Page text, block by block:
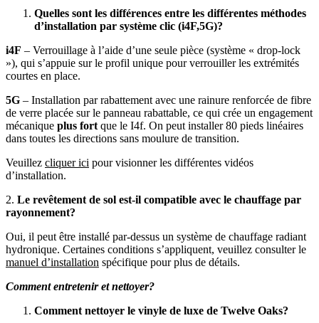
Quelles sont les différences entre les différentes méthodes
d’installation par système clic (i4F,5G)?
i4F – Verrouillage à l’aide d’une seule pièce (système « drop-lock
»), qui s’appuie sur le profil unique pour verrouiller les extrémités
courtes en place.
5G – Installation par rabattement avec une rainure renforcée de fibre
de verre placée sur le panneau rabattable, ce qui crée un engagement
mécanique plus fort que le I4f. On peut installer 80 pieds linéaires
dans toutes les directions sans moulure de transition.
Veuillez cliquer ici pour visionner les différentes vidéos
d’installation.
2. Le revêtement de sol est-il compatible avec le chauffage par
rayonnement?
Oui, il peut être installé par-dessus un système de chauffage radiant
hydronique. Certaines conditions s’appliquent, veuillez consulter le
manuel d’installation spécifique pour plus de détails.
Comment entretenir et nettoyer?
Comment nettoyer le vinyle de luxe de Twelve Oaks?